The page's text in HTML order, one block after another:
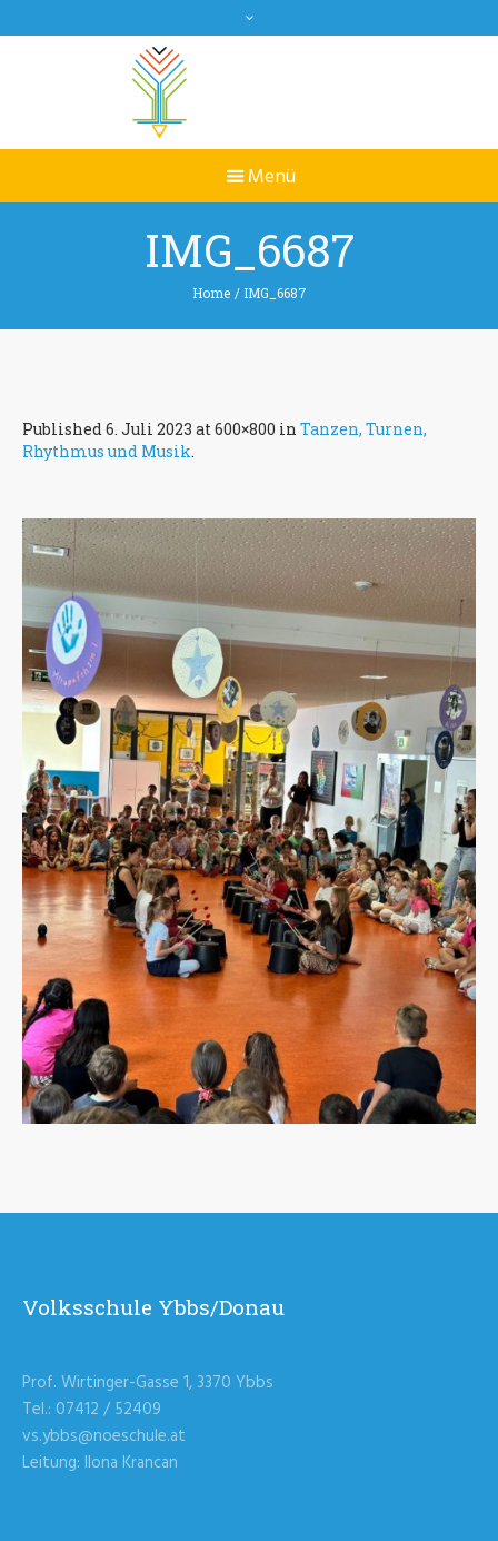
IMG_6687
Home / IMG_6687
Published6. Juli 2023 at 600×800 in Tanzen, Turnen,
Rhythmus und Musik.
Volksschule Ybbs/Donau
Prof. Wirtinger-Gasse 1, 3370 Ybbs
Tel.: 07412 / 52409
vs.ybbs@noeschule.at
Leitung: Ilona Krancan